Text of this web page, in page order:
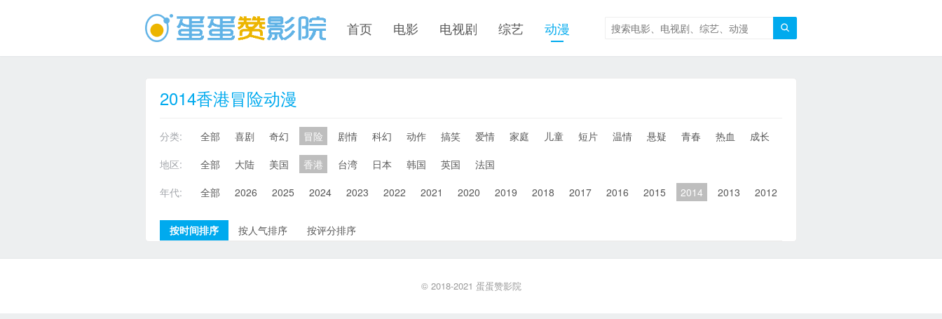

首页 电影 电视剧 综艺 动漫
2014香港冒险动漫
分类: 全部 喜剧 奇幻 冒险 剧情 科幻 动作 搞笑 爱情 家庭 儿童 短片 温情 悬疑 青春 热血 成长
地区:
全部 大陆 美国 香港 台湾 日本 韩国 英国
法国
年代:
全部 2026 2025 2024 2023 2022 2021 2020 2019 2018 2017 2016 2015 2014 2013 2012
按时间排序 按人气排序 按评分排序
© 2018-2021 蛋蛋赞影院